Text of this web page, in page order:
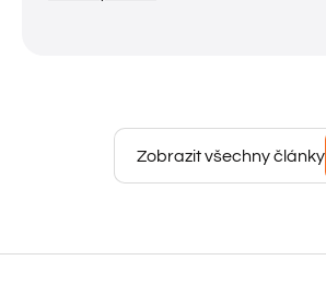
Zobrazit všechny články